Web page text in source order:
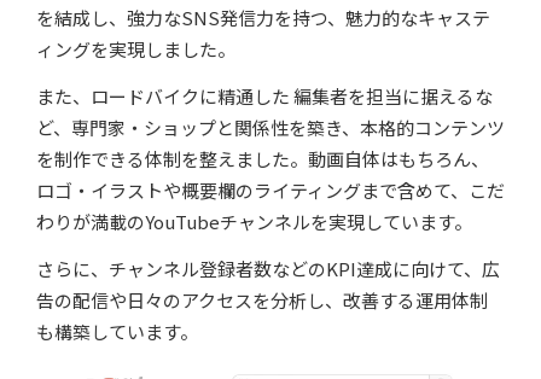
を結成し、強力なSNS発信力を持つ、魅力的なキャステ
ィングを実現しました。
また、ロードバイクに精通した 編集者を担当に据えるな
ど、専門家・ショップと関係性を築き、本格的コンテンツ
を制作できる体制を整えました。動画自体はもちろん、
ロゴ・イラストや概要欄のライティングまで含めて、こだ
わりが満載のYouTubeチャンネルを実現しています。
さらに、チャンネル登録者数などのKPI達成に向けて、広
告の配信や日々のアクセスを分析し、改善する運用体制
も構築しています。